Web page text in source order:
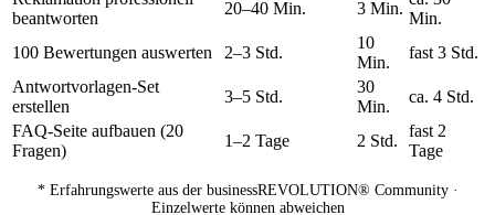
beantworten
20–40 Min. 3 Min.
Min.
100 Bewertungen auswerten
2–3 Std.
10
Min.
fast 3 Std.
Antwortvorlagen-Set
erstellen
3–5 Std.
30
Min.
ca. 4 Std.
FAQ-Seite aufbauen (20
Fragen)
1–2 Tage 2 Std.
fast 2
Tage
* Erfahrungswerte aus der businessREVOLUTION® Community ·
Einzelwerte können abweichen